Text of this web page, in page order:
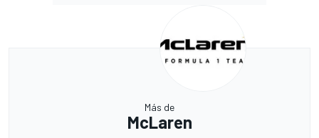
Más de
McLaren